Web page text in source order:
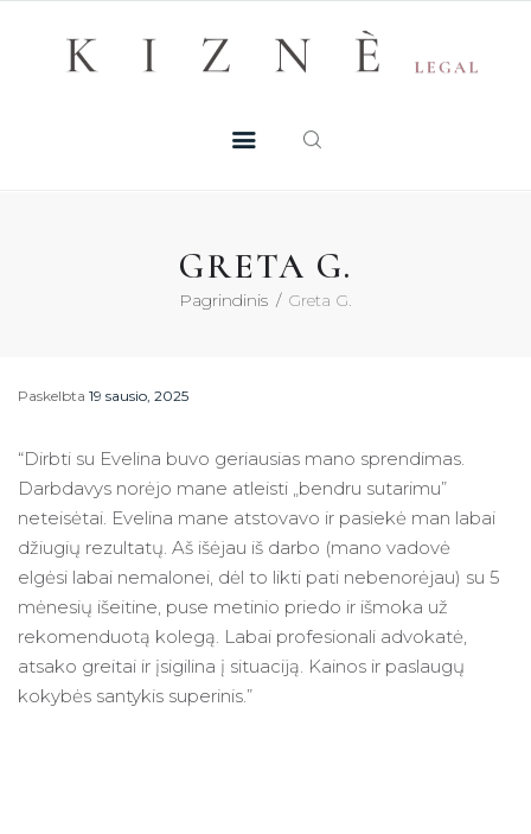
GRETA G.
Pagrindinis Greta G.
MŪSŲ TALENTAI
DUK
Paskelbta 19 sausio, 2025
“Dirbti su Evelina buvo geriausias mano sprendimas.
Darbdavys norėjo mane atleisti „bendru sutarimu”
neteisėtai. Evelina mane atstovavo ir pasiekė man labai
džiugių rezultatų. Aš išėjau iš darbo (mano vadovė
elgėsi labai nemalonei, dėl to likti pati nebenorėjau) su 5
mėnesių išeitine, puse metinio priedo ir išmoka už
rekomenduotą kolegą. Labai profesionali advokatė,
atsako greitai ir įsigilina į situaciją. Kainos ir paslaugų
kokybės santykis superinis.”
Registruotis konsultacijai